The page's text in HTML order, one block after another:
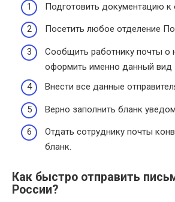
Подготовить документацию к
Посетить любое отделение
Сообщить работнику почты о
оформить именно данный вид
Внести все данные
Верно заполнить бланк
Отдать сотруднику почты
бланк.
Как быстро отправить
России?